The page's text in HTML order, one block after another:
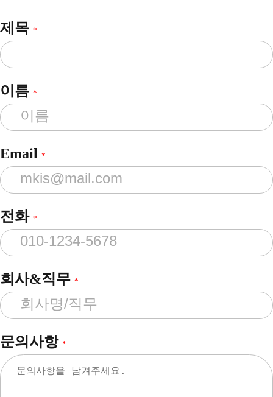
제목 *
이름 *
Email *
전화 *
회사&직무 *
문의사항 *